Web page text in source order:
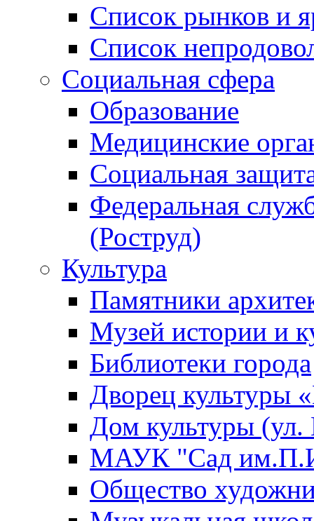
Cписок рынков и
Список
Социальная сфера
Образование
Медицинские
Социальная
Федеральная
(Роструд)
Культура
Памятники
Музей истории и
Библиотеки города
Дворец культуры
Дом культуры (ул.
МАУК "Сад
Общество